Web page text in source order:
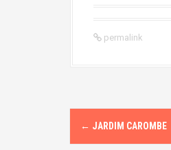
permalink
P← JARDIM CAROMBE